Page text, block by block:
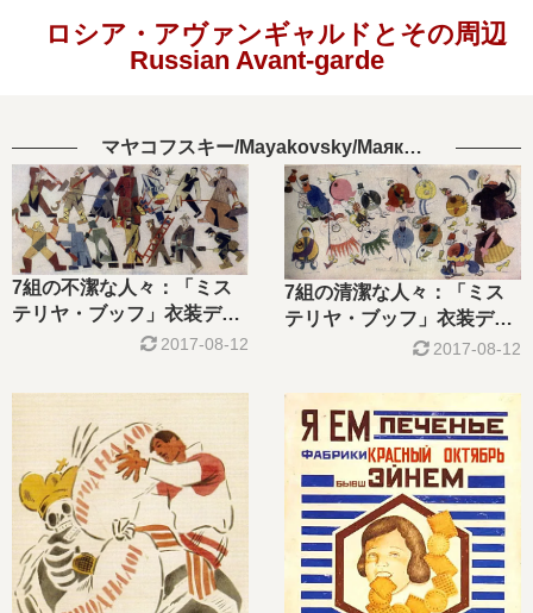
ロシア・アヴァンギャルドとその周辺
Russian Avant-garde
マヤコフスキー/Mayakovsky/Маяковский
7組の不潔な人々：「ミス
テリヤ・ブッフ」衣装デザ
イン/Seven Pairs of the
Sketch for The Drama
“Mystery-Bouffe”
2017-08-12
7組の清潔な人々：「ミス
テリヤ・ブッフ」衣装デザ
イン/Seven Pairs of the
for The Drama “Mystery-
Bouffe”
2017-08-12